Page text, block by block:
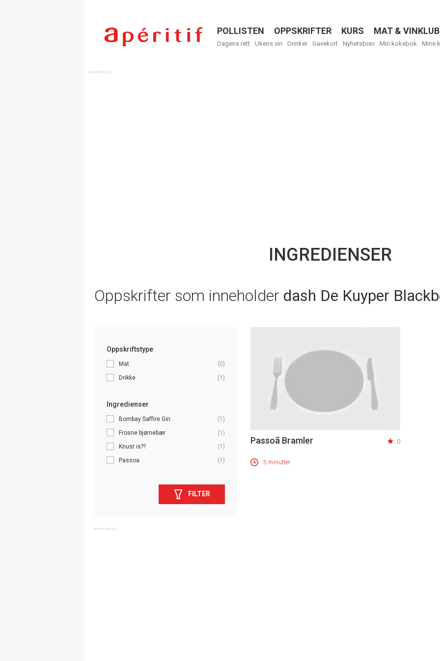
Menu
POLLISTEN OPPSKRIFTER KURS MAT &
Dagens rett Ukens vin Drinker Gavekort Nyhetsbrev Min kokebok Mine
INGREDIENSER
Oppskrifter som inneholder dash De Kuyper
Oppskriftstype
Mat
(0)
Drikke
(1)
Ingredienser
Bombay Saffire Gin
(1)
Frosne bjørnebær
(1)
Knust is??
(1)
Passoa
(1)
FILTER
Passoã Bramler 0
5 minutter